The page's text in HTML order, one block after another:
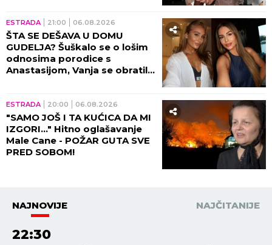
ESTRADA 21:00 06.08.2026
ŠTA SE DEŠAVA U DOMU
GUDELJA? Šuškalo se o lošim
odnosima porodice s
Anastasijom, Vanja se obratila
ESTRADA 20:00 06.08.2026
"SAMO JOŠ I TA KUĆICA DA MI
IZGORI..." Hitno oglašavanje
Male Cane - POŽAR GUTA SVE
PRED SOBOM!
NAJNOVIJE NAJČITANIJE
22:30